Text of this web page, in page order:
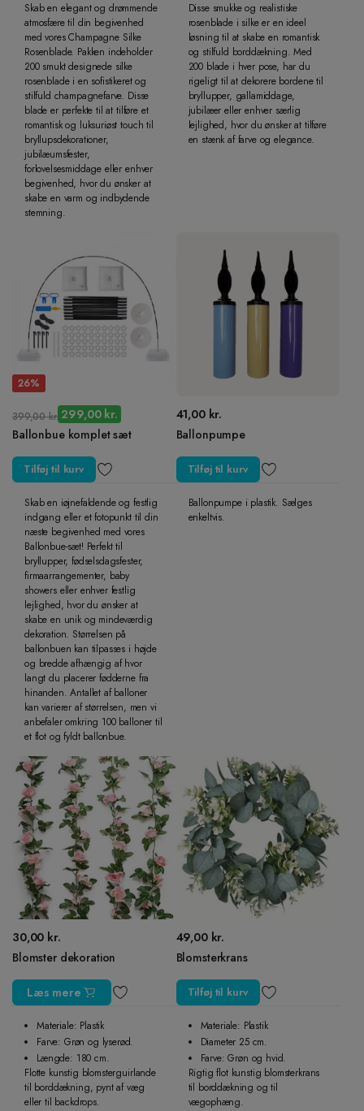
Skab en elegant og drømmende
atmosfære til din begivenhed
med vores Champagne Silke
Rosenblade. Pakken indeholder
200 smukt designede silke
rosenblade i en sofistikeret og
stilfuld champagnefarve. Disse
blade er perfekte til at tilføre et
romantisk og luksuriøst touch til
bryllupsdekorationer,
jubilæumsfester,
forlovelsesmiddage eller enhver
begivenhed, hvor du ønsker at
skabe en varm og indbydende
stemning.
Disse smukke og realistiske
rosenblade i silke er en ideel
løsning til at skabe en romantisk
og stilfuld borddækning. Med
200 blade i hver pose, har du
rigeligt til at dekorere bordene til
bryllupper, gallamiddage,
jubilæer eller enhver særlig
lejlighed, hvor du ønsker at tilføre
en stænk af farve og elegance.
26%
399,00kr.
Den
pris
var:
399,00 kr..
299,00 kr.
Den
pris
er:
299,00 kr..
Ballonbue komplet sæt
Tilføj til kurv
Skab en iøjnefaldende og festlig
indgang eller et fotopunkt til din
næste begivenhed med vores
Ballonbue-sæt! Perfekt til
bryllupper, fødselsdagsfester,
firmaarrangementer, baby
showers eller enhver festlig
lejlighed, hvor du ønsker at
skabe en unik og mindeværdig
dekoration. Størrelsen på
ballonbuen kan tilpasses i højde
og bredde afhængig af hvor
langt du placerer fødderne fra
hinanden. Antallet af balloner
kan varierer af størrelsen, men vi
anbefaler omkring 100 balloner til
et flot og fyldt ballonbue.
41,00 kr.
Ballonpumpe
Tilføj til kurv
Ballonpumpe i plastik. Sælges
enkeltvis.
30,00 kr.
Blomster dekoration
Læs mere
Materiale: Plastik
Farve: Grøn og lyserød.
Længde: 180 cm.
Flotte kunstig blomsterguirlande
til borddækning, pynt af væg
eller til backdrops.
49,00 kr.
Blomsterkrans
Tilføj til kurv
Materiale: Plastik
Diameter 25 cm.
Farve: Grøn og hvid.
Rigtig flot kunstig blomsterkrans
til borddækning og til
vægophæng.